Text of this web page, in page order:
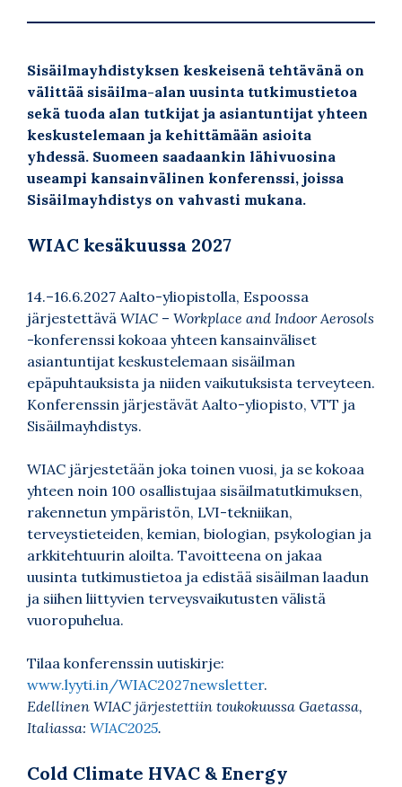
Sisäilmayhdistyksen keskeisenä tehtävänä on
välittää sisäilma-alan uusinta tutkimustietoa
sekä tuoda alan tutkijat ja asiantuntijat yhteen
keskustelemaan ja kehittämään asioita
yhdessä. Suomeen saadaankin lähivuosina
useampi kansainvälinen konferenssi, joissa
Sisäilmayhdistys on vahvasti mukana.
WIAC kesäkuussa 2027
14.–16.6.2027 Aalto-yliopistolla, Espoossa
järjestettävä WIAC – Workplace and Indoor Aerosols
-konferenssi kokoaa yhteen kansainväliset
asiantuntijat keskustelemaan sisäilman
epäpuhtauksista ja niiden vaikutuksista terveyteen.
Konferenssin järjestävät Aalto-yliopisto, VTT ja
Sisäilmayhdistys.
WIAC järjestetään joka toinen vuosi, ja se kokoaa
yhteen noin 100 osallistujaa sisäilmatutkimuksen,
rakennetun ympäristön, LVI-tekniikan,
terveystieteiden, kemian, biologian, psykologian ja
arkkitehtuurin aloilta. Tavoitteena on jakaa
uusinta tutkimustietoa ja edistää sisäilman laadun
ja siihen liittyvien terveysvaikutusten välistä
vuoropuhelua.
Tilaa konferenssin uutiskirje:
www.lyyti.in/WIAC2027newsletter.
Edellinen WIAC järjestettiin toukokuussa Gaetassa,
Italiassa: WIAC2025.
Cold Climate HVAC & Energy